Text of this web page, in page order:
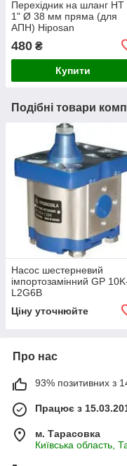
Перехідник на шланг НТ
1" Ø 38 мм пряма (для
АПН) Hiposan
480 ₴
Купити
Подібні товари
Насос шестерневий
імпортозамінний GP
L2G6B
Ціну уточнюйте
Про нас
93% позитивних з 14
Працює з
м. Тарасовка
Київська область,